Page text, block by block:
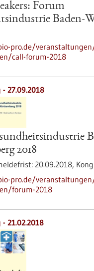
Forum
Baden-
pro.de/
call-forum-2018
- 27.09.2018
2018
20.09.2018,
pro.de/
forum-2018
- 21.02.2018